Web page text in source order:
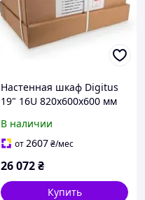
Настенная шкаф Digitus
19" 16U 820x600x600 мм
В наличии
от2607₴/мес
26 072₴
Купить